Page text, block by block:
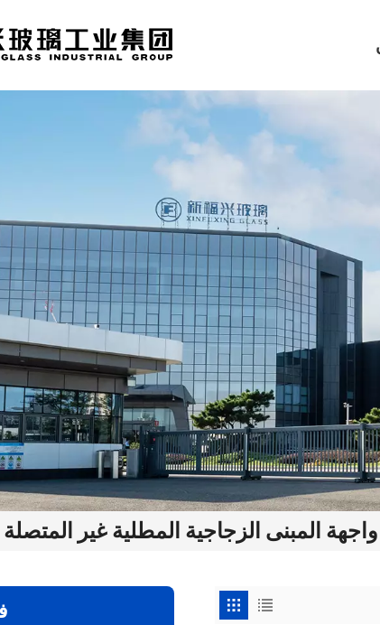
واجهة المبنى الزجاجية المطلية غير المتصلة